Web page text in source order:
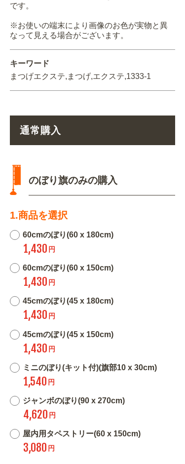
です。
※お使いの端末により画像のお色が実物と異
なって見える場合がございます。
キーワード
まつげエクステ,まつげ,エクステ,1333-1
通常購入
のぼり旗のみの購入
1.商品を選択
60cmのぼり(60 x 180cm)
1,430 円
60cmのぼり(60 x 150cm)
1,430 円
45cmのぼり(45 x 180cm)
1,430 円
45cmのぼり(45 x 150cm)
1,430 円
ミニのぼり(キット付)(旗部10 x 30cm)
1,540 円
ジャンボのぼり(90 x 270cm)
4,620 円
屋内用タペストリー(60 x 150cm)
3,080 円